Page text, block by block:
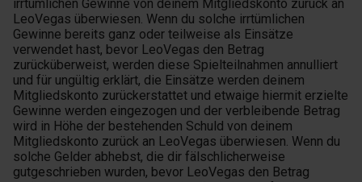
irrtümlichen Gewinne von deinem Mitgliedskonto zurück an
LeoVegas überwiesen. Wenn du solche irrtümlichen
Gewinne bereits ganz oder teilweise als Einsätze
verwendet hast, bevor LeoVegas den Betrag
zurücküberweist, werden diese Spielteilnahmen annulliert
und für ungültig erklärt, die Einsätze werden deinem
Mitgliedskonto zurückerstattet und etwaige hiermit erzielte
Gewinne werden eingezogen und der verbleibende Betrag
wird in Höhe der bestehenden Schuld von deinem
Mitgliedskonto zurück an LeoVegas überwiesen. Wenn du
solche Gelder abhebst, die dir fälschlicherweise
gutgeschrieben wurden, bevor LeoVegas den Betrag